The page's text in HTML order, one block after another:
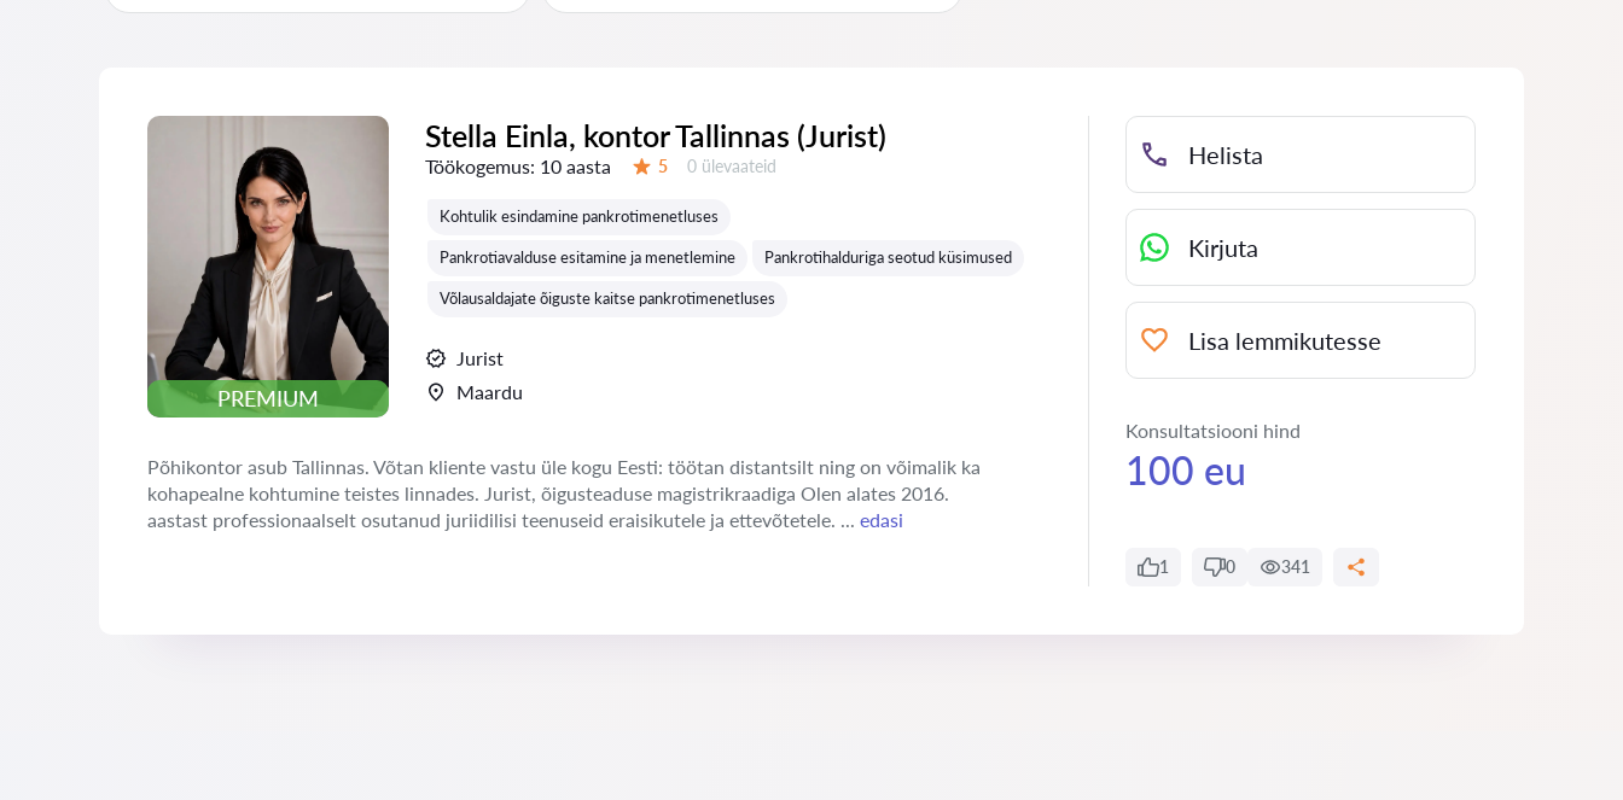
PREMIUM
Stella Einla, kontor Tallinnas (Jurist)
Töökogemus: 10 aasta 5 Ülevaateid:
0 ülevaateid
Kohtulik esindamine pankrotimenetluses
Pankrotiavalduse esitamine ja menetlemine Pankrotihalduriga seotud küsimused
Võlausaldajate õiguste kaitse pankrotimenetluses
Jurist
Maardu
Põhikontor asub Tallinnas. Võtan kliente vastu üle kogu Eesti: töötan distantsilt ning on võimalik ka
kohapealne kohtumine teistes linnades. Jurist, õigusteaduse magistrikraadiga Olen alates 2016.
aastast professionaalselt osutanud juriidilisi teenuseid eraisikutele ja ettevõtetele. ... edasi
Helista
Kirjuta
Lisa lemmikutesse
Konsultatsiooni hind
100 eu
1 0 341